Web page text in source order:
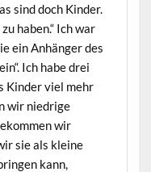
sind doch Kinder.
haben.“ Ich war
ein Anhänger des
Ich habe drei
Kinder viel mehr
wir niedrige
wir
sie als kleine
kann,